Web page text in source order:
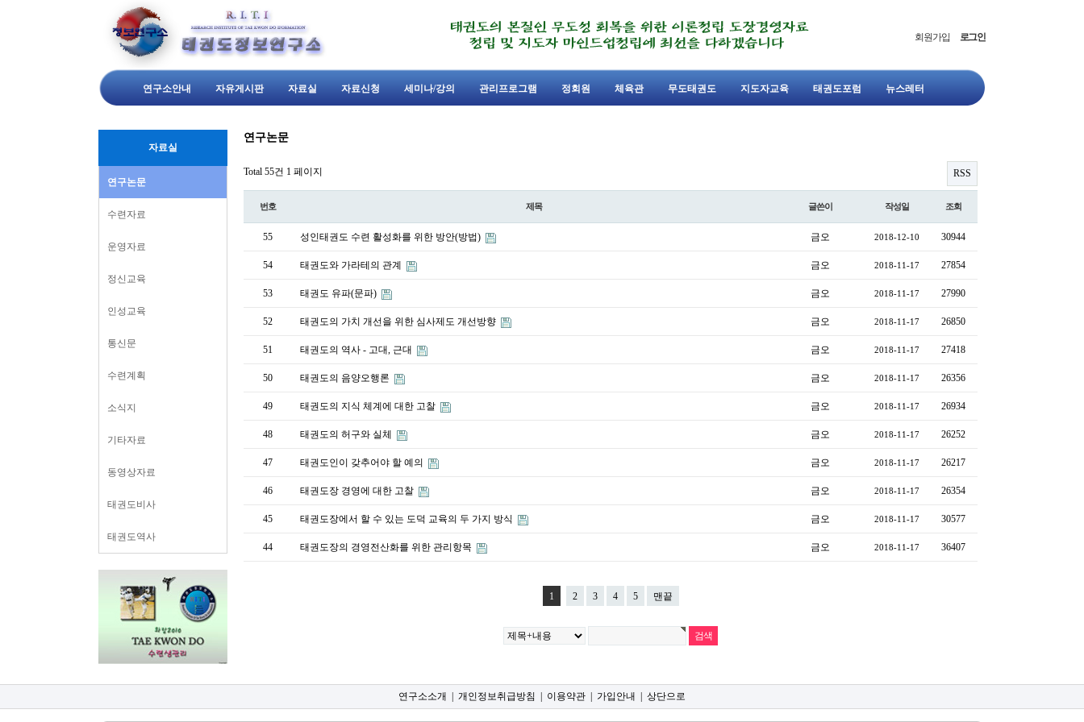
회원가입 로그인
연구소안내 자유게시판 자료실 자료신청 세미나/강의 관리프로그램 정회원 체육관 무도태권도 지도자교육 태권도포럼 뉴스레터
자료실
연구논문
수련자료
운영자료
정신교육
인성교육
통신문
수련계획
소식지
기타자료
동영상자료
태권도비사
태권도역사
연구논문
Total 55건 1 페이지 RSS
번호 제목 글쓴이 작성일 조회
55 성인태권도 수련 활성화를 위한 방안(방법) 금오 2018-12-10 30944
54 태권도와 가라테의 관계 금오 2018-11-17 27854
53 태권도 유파(문파) 금오 2018-11-17 27990
52 태권도의 가치 개선을 위한 심사제도 개선방향 금오 2018-11-17 26850
51 태권도의 역사 - 고대, 근대 금오 2018-11-17 27418
50 태권도의 음양오행론 금오 2018-11-17 26356
49 태권도의 지식 체계에 대한 고찰 금오 2018-11-17 26934
48 태권도의 허구와 실체 금오 2018-11-17 26252
47 태권도인이 갖추어야 할 예의 금오 2018-11-17 26217
46 태권도장 경영에 대한 고찰 금오 2018-11-17 26354
45 태권도장에서 할 수 있는 도덕 교육의 두 가지 방식 금오 2018-11-17 30577
44 태권도장의 경영전산화를 위한 관리항목 금오 2018-11-17 36407
1 2 3 4 5 맨끝
연구소소개 개인정보취급방침 이용약관 가입안내 상단으로